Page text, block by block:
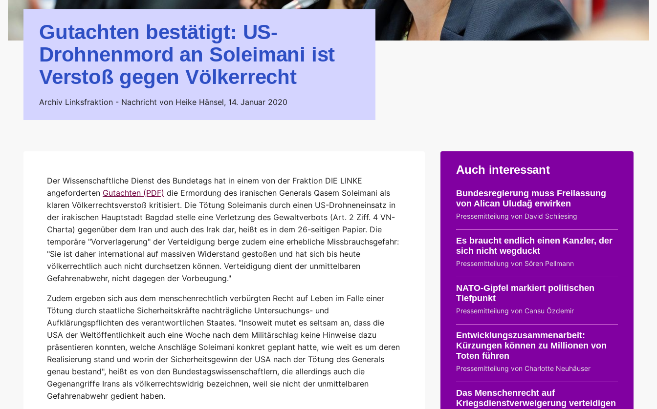
Gutachten bestätigt: US-
Drohnenmord an Soleimani ist
Verstoß gegen Völkerrecht
Archiv Linksfraktion - Nachricht von Heike Hänsel, 14. Januar 2020
Der Wissenschaftliche Dienst des Bundetags hat in einem von der Fraktion DIE LINKE
angeforderten Gutachten (PDF) die Ermordung des iranischen Generals Qasem Soleimani als
klaren Völkerrechtsverstoß kritisiert. Die Tötung Soleimanis durch einen US-Drohneneinsatz in
der irakischen Hauptstadt Bagdad stelle eine Verletzung des Gewaltverbots (Art. 2 Ziff. 4 VN-
Charta) gegenüber dem Iran und auch des Irak dar, heißt es in dem 26-seitigen Papier. Die
temporäre "Vorverlagerung" der Verteidigung berge zudem eine erhebliche Missbrauchsgefahr:
"Sie ist daher international auf massiven Widerstand gestoßen und hat sich bis heute
völkerrechtlich auch nicht durchsetzen können. Verteidigung dient der unmittelbaren
Gefahrenabwehr, nicht dagegen der Vorbeugung."
Zudem ergeben sich aus dem menschenrechtlich verbürgten Recht auf Leben im Falle einer
Tötung durch staatliche Sicherheitskräfte nachträgliche Untersuchungs- und
Aufklärungspflichten des verantwortlichen Staates. "Insoweit mutet es seltsam an, dass die
USA der Weltöffentlichkeit auch eine Woche nach dem Militärschlag keine Hinweise dazu
präsentieren konnten, welche Anschläge Soleimani konkret geplant hatte, wie weit es um deren
Realisierung stand und worin der Sicherheitsgewinn der USA nach der Tötung des Generals
genau bestand", heißt es von den Bundestagswissenschaftlern, die allerdings auch die
Gegenangriffe Irans als völkerrechtswidrig bezeichnen, weil sie nicht der unmittelbaren
Gefahrenabwehr gedient haben.
Auch interessant
Bundesregierung muss Freilassung
von Alican Uludağ erwirken
Pressemitteilung von David Schliesing
Es braucht endlich einen Kanzler, der
sich nicht wegduckt
Pressemitteilung von Sören Pellmann
NATO-Gipfel markiert politischen
Tiefpunkt
Pressemitteilung von Cansu Özdemir
Entwicklungszusammenarbeit:
Kürzungen können zu Millionen von
Toten führen
Pressemitteilung von Charlotte Neuhäuser
Das Menschenrecht auf
Kriegsdienstverweigerung verteidigen